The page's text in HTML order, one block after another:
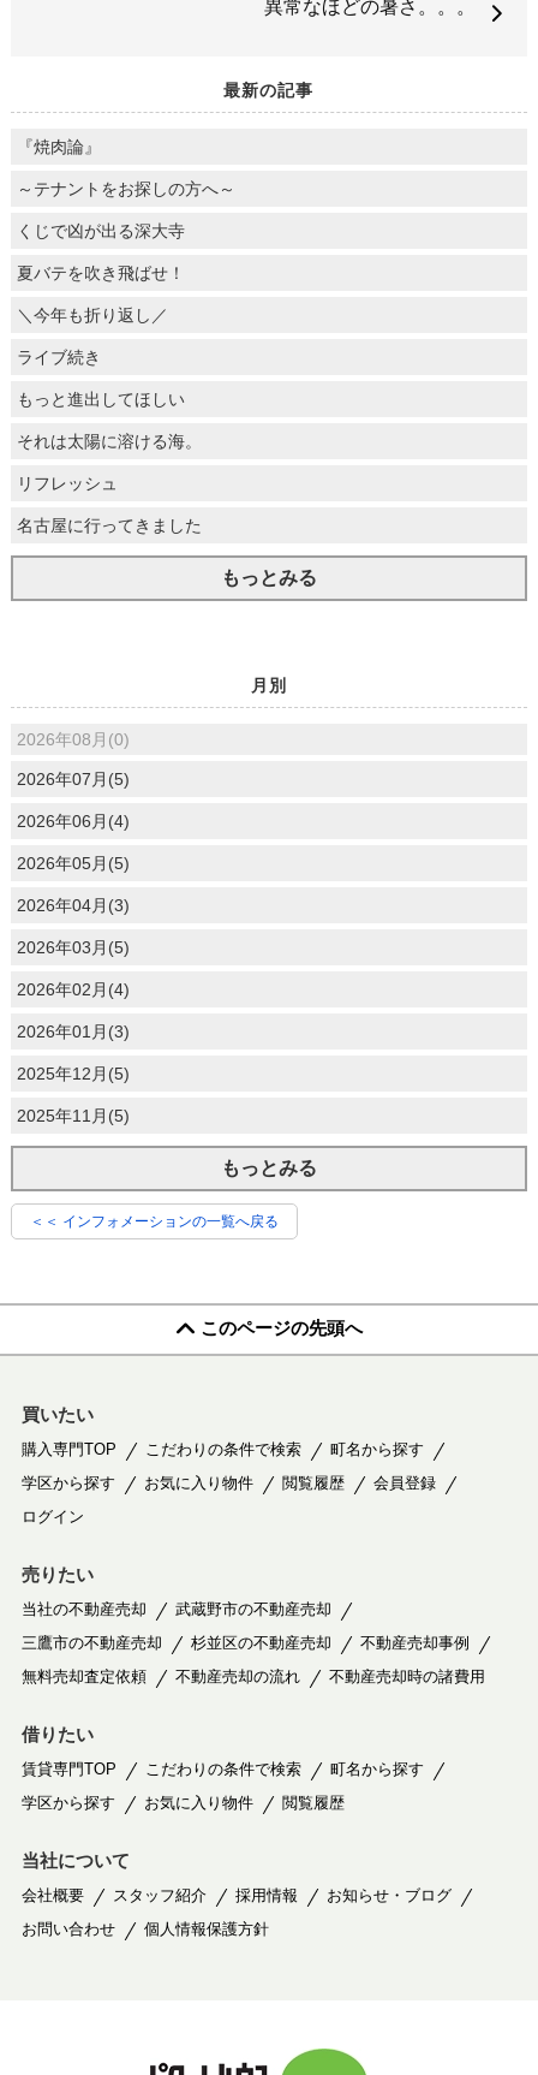
異常なほどの暑さ。。。
最新の記事
『焼肉論』
～テナントをお探しの方へ～
くじで凶が出る深大寺
夏バテを吹き飛ばせ！
＼今年も折り返し／
ライブ続き
もっと進出してほしい
それは太陽に溶ける海。
リフレッシュ
名古屋に行ってきました
もっとみる
月別
2026年08月(0)
2026年07月(5)
2026年06月(4)
2026年05月(5)
2026年04月(3)
2026年03月(5)
2026年02月(4)
2026年01月(3)
2025年12月(5)
2025年11月(5)
もっとみる
＜＜ インフォメーションの一覧へ戻る
このページの先頭へ
買いたい
購入専門TOP こだわりの条件で検索
町名から探す
学区から探す
お気に入り物件 閲覧履歴
会員登録
ログイン
売りたい
当社の不動産売却
武蔵野市の不動産売却
三鷹市の不動産売却
杉並区の不動産売却
不動産売却事例
無料売却査定依頼
不動産売却の流れ 不動産売却時の諸費用
借りたい
賃貸専門TOP こだわりの条件で検索
町名から探す
学区から探す
お気に入り物件 閲覧履歴
当社について
会社概要 スタッフ紹介 採用情報
お知らせ・ブログ
お問い合わせ
個人情報保護方針